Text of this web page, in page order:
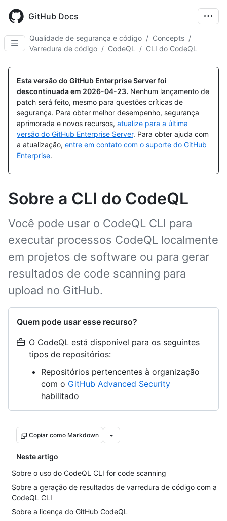
main
content
GitHub Docs
Qualidade de segurança e código / Concepts /
Varredura de código / CodeQL / CLI do CodeQL
Esta versão do GitHub Enterprise Server foi
descontinuada em 2026-04-23. Nenhum lançamento de
patch será feito, mesmo para questões críticas de
segurança. Para obter melhor desempenho, segurança
aprimorada e novos recursos, atualize para a última
versão do GitHub Enterprise Server. Para obter ajuda com
a atualização, entre em contato com o suporte do GitHub
Enterprise.
Sobre a CLI do CodeQL
Você pode usar o CodeQL CLI para
executar processos CodeQL localmente
em projetos de software ou para gerar
resultados de code scanning para
upload no GitHub.
Quem pode usar esse recurso?
O CodeQL está disponível para os seguintes
tipos de repositórios:
Repositórios pertencentes à organização
com o GitHub Advanced Security
habilitado
Copiar como Markdown
Neste artigo
Sobre o uso do CodeQL CLI for code scanning
Sobre a geração de resultados de varredura de código com a
CodeQL CLI
Sobre a licença do GitHub CodeQL